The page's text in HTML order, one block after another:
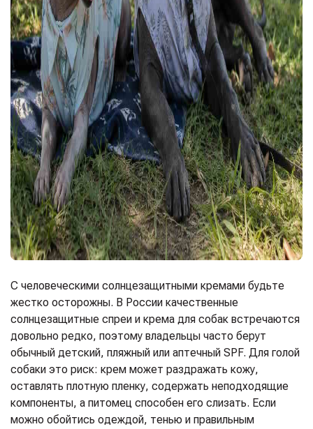
С человеческими солнцезащитными кремами будьте
жестко осторожны. В России качественные
солнцезащитные спреи и крема для собак встречаются
довольно редко, поэтому владельцы часто берут
обычный детский, пляжный или аптечный SPF. Для голой
собаки это риск: крем может раздражать кожу,
оставлять плотную пленку, содержать неподходящие
компоненты, а питомец способен его слизать. Если
можно обойтись одеждой, тенью и правильным